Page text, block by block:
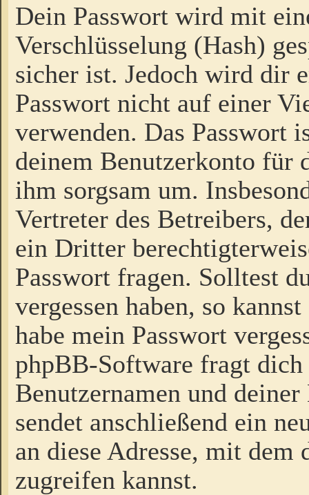
Dein Passwort wird mit
Verschlüsselung (Hash)
sicher ist. Jedoch wird dir
Passwort nicht auf einer
verwenden. Das Passwort
deinem Benutzerkonto für
ihm sorgsam um.
Vertreter des Betreibers,
ein Dritter
Passwort fragen. Solltest
vergessen haben, so
habe mein Passwort
phpBB-Software fragt dich
Benutzernamen und
sendet anschließend ein
an diese Adresse, mit dem
zugreifen kannst.